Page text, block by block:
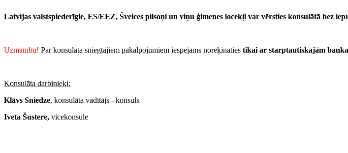
Latvijas valstspiederīgie, ES/EEZ, Šveices pilsoņi un viņu ģimenes locekļi var vērsties konsulātā bez
Uzmanību! Par konsulāta sniegtajiem pakalpojumiem iespējams norēķināties tikai ar starptautiskajām
Konsulāta darbinieki:
Klāvs Sniedze, konsulāta vadītājs - konsuls
Iveta Šustere, vicekonsule